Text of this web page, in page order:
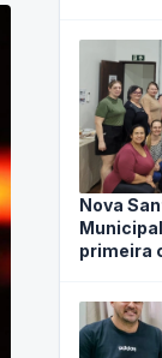
Nova
primeira